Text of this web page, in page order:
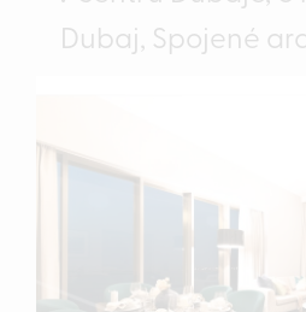
Dubaj, Spojené